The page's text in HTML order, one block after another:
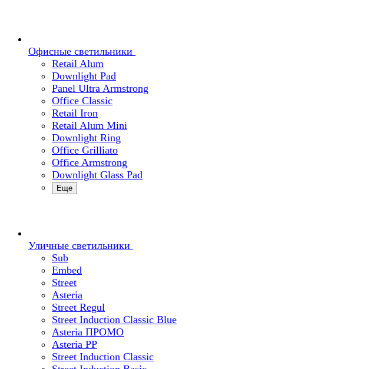
Офисные светильники
Retail Alum
Downlight Pad
Panel Ultra Armstrong
Office Classic
Retail Iron
Retail Alum Mini
Downlight Ring
Office Grilliato
Office Armstrong
Downlight Glass Pad
Еще
Уличные светильники
Sub
Embed
Street
Asteria
Street Regul
Street Induction Classic Blue
Asteria ПРОМО
Asteria PP
Street Induction Classic